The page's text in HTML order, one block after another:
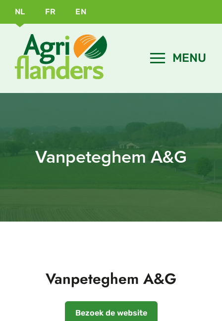
NL FR EN
Vanpeteghem A&G
Vanpeteghem A&G
Bezoek de website